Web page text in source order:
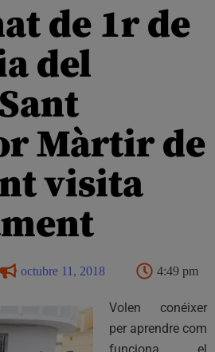
de 1r de
del
Màrtir de
visita
octubre 11, 2018 4:49 pm
Volen conéixer
per aprendre com
funciona el